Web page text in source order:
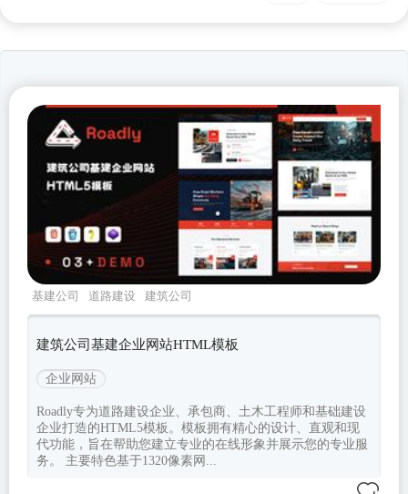
基建公司 道路建设
建筑公司
建筑公司基建企业网站HTML模板
企业网站
Roadly专为道路建设企业、承包商、土木工程师和基础建设
企业打造的HTML5模板。模板拥有精心的设计、直观和现
代功能，旨在帮助您建立专业的在线形象并展示您的专业服
务。 主要特色基于1320像素网...